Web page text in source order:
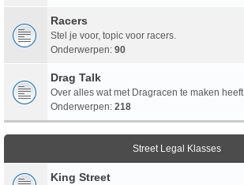
Racers
Stel je voor, topic voor racers.
Onderwerpen: 90
Drag Talk
Over alles wat met Dragracen te maken heeft
Onderwerpen: 218
Street Legal Klasses
King Street